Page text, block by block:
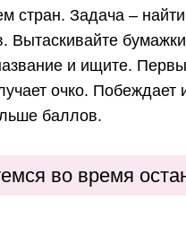
стран. Задача –
Вытаскивайте
и ищите.
очко. Побеждает
баллов.
во время